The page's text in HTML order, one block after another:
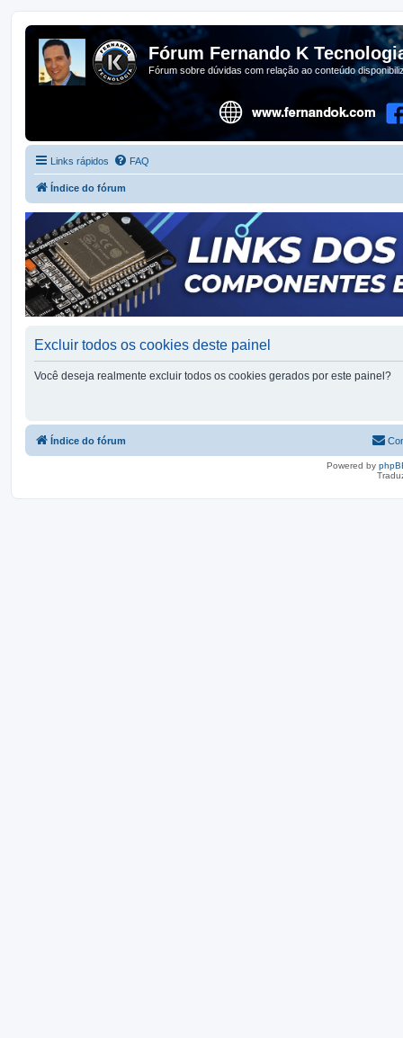
Fórum Fernando K
Fórum sobre dúvidas com relação ao conteúdo
Links rápidos FAQ
Índice do fórum
Excluir todos os cookies deste painel
Você deseja realmente excluir todos os cookies gerados por este painel?
Índice do fórum
Powered by